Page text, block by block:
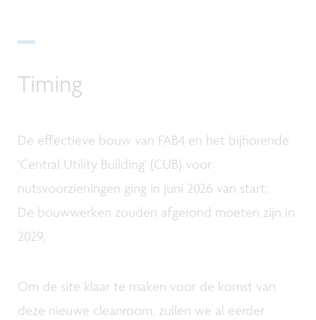
Timing
De effectieve bouw van FAB4 en het bijhorende
'Central Utility Building' (CUB) voor
nutsvoorzieningen ging in juni 2026 van start.
De bouwwerken zouden afgerond moeten zijn in
2029.
Om de site klaar te maken voor de komst van
deze nieuwe cleanroom, zullen we al eerder